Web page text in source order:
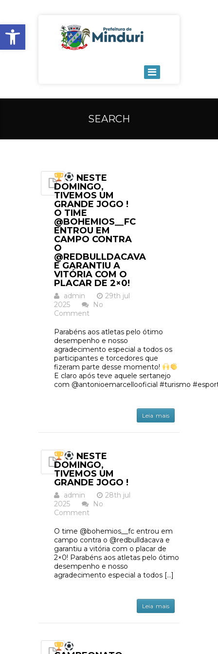
Open toolbar
SEARCH
NESTE
DOMINGO,
TIVEMOS UM
GRANDE JOGO !
O TIME
@BOHEMIOS__FC
ENTROU EM
CAMPO CONTRA
O
@REDBULLDACAVA
E GARANTIU A
VITÓRIA COM O
PLACAR DE 2×0!
admin
29th jul
2025
No
Comment
Parabéns aos atletas pelo ótimo
desempenho e nosso
agradecimento especial a todos os
participantes e torcedores que
fizeram parte desse momento!
E claro após teve aquele sertanejo
com @antonioemarcellooficial #turismo
Leia mais
NESTE
DOMINGO,
TIVEMOS UM
GRANDE JOGO !
admin
28th jul
2025
No
Comment
O time @bohemios__fc entrou em
campo contra o @redbulldacava e
garantiu a vitória com o placar de
2×0! Parabéns aos atletas pelo ótimo
desempenho e nosso
agradecimento especial a todos […]
Leia mais